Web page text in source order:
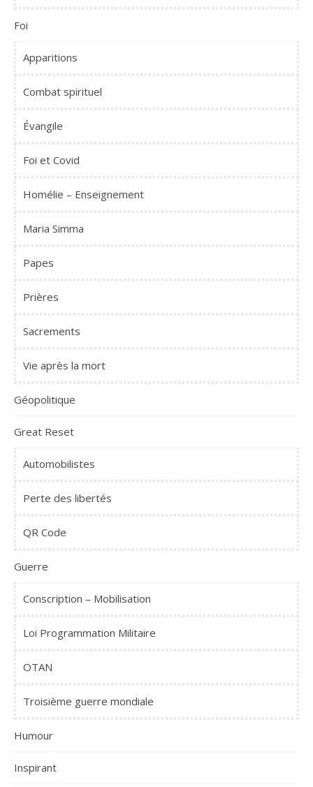
Foi
Apparitions
Combat spirituel
Évangile
Foi et Covid
Homélie – Enseignement
Maria Simma
Papes
Prières
Sacrements
Vie après la mort
Géopolitique
Great Reset
Automobilistes
Perte des libertés
QR Code
Guerre
Conscription – Mobilisation
Loi Programmation Militaire
OTAN
Troisième guerre mondiale
Humour
Inspirant